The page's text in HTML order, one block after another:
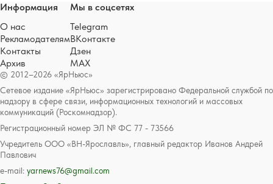
© 2012–2026 «ЯрНьюс»
Сетевое издание «ЯрНьюс» зарегистрировано Федеральной службой по
надзору в сфере связи, информационных технологий и массовых
коммуникаций (Роскомнадзор).
Регистрационный номер ЭЛ № ФС 77 - 73566
Учредитель ООО «ВН-Ярославль», главный редактор Иванов Андрей
Павлович
e-mail: yarnews76@gmail.com
Информация
О нас
Рекламодателям
Контакты
Архив
Мы в соцсетях
Telegram
ВКонтакте
Дзен
MAX